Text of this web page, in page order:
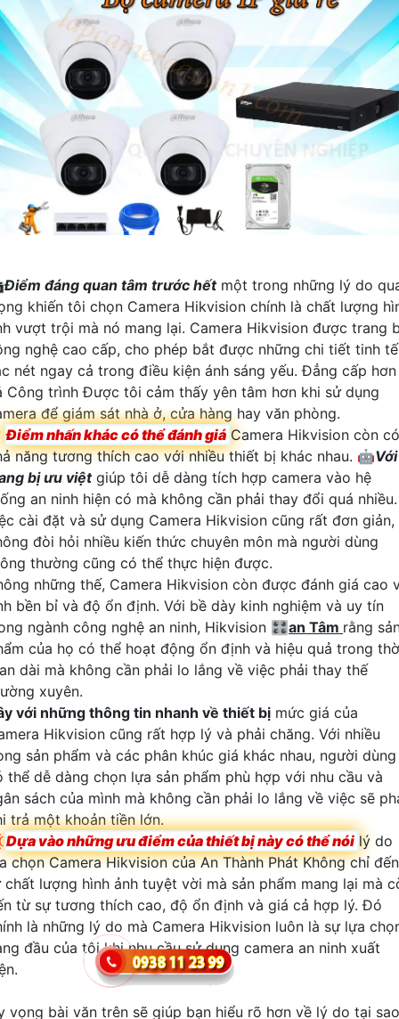
Điểm đáng quan tâm trước hếtmột trong những lý do
khiến tôi chọn Camera Hikvision chính là chất lượng
vượt trội mà nó mang lại. Camera Hikvision được trang
nghệ cao cấp, cho phép bắt được những chi tiết tinh
nét ngay cả trong điều kiện ánh sáng yếu. Đẳng cấp hơn
Công trình Được tôi cảm thấy yên tâm hơn khi sử dụng
để giám sát nhà ở, cửa hàng hay văn phòng.
Điểm nhấn khác có thể đánh giá Camera Hikvision còn có
năng tương thích cao với nhiều thiết bị khác nhau. 🤖️Với
bị ưu việtgiúp tôi dễ dàng tích hợp camera vào hệ
an ninh hiện có mà không cần phải thay đổi quá nhiều.
cài đặt và sử dụng Camera Hikvision cũng rất đơn giản,
đòi hỏi nhiều kiến thức chuyên môn mà người dùng
thường cũng có thể thực hiện được.
những thế, Camera Hikvision còn được đánh giá cao
bền bỉ và độ ổn định. Với bề dày kinh nghiệm và uy tín
ngành công nghệ an ninh, Hikvision 🎛an Tâm rằng
của họ có thể hoạt động ổn định và hiệu quả trong
dài mà không cần phải lo lắng về việc phải thay thế
xuyên.
với những thông tin nhanh về thiết bị mức giá của
Hikvision cũng rất hợp lý và phải chăng. Với nhiều
sản phẩm và các phân khúc giá khác nhau, người dùng
thể dễ dàng chọn lựa sản phẩm phù hợp với nhu cầu và
sách của mình mà không cần phải lo lắng về việc sẽ
trả một khoản tiền lớn.
Dựa vào những ưu điểm của thiết bị này có thể nói lý do
chọn Camera Hikvision của An Thành Phát Không chỉ đến
chất lượng hình ảnh tuyệt vời mà sản phẩm mang lại mà
từ sự tương thích cao, độ ổn định và giá cả hợp lý. Đó
là những lý do mà Camera Hikvision luôn là sự lựa
đầu của tôi khi nhu cầu sử dụng camera an ninh xuất
vọng bài văn trên sẽ giúp bạn hiểu rõ hơn về lý do tại sao